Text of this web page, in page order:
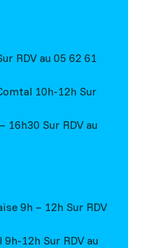
RDV au 05 62 61
10h-12h Sur
16h30 Sur RDV au
9h – 12h Sur RDV
12h Sur RDV au